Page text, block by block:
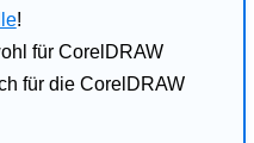
!
für CorelDRAW
für die CorelDRAW